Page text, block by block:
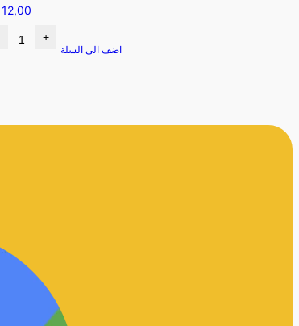
12,00
+
اضف الى السلة